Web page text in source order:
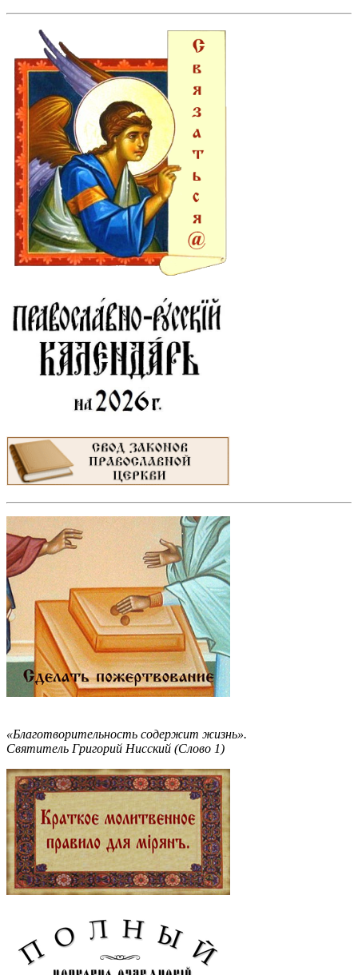
«Благотворительность содержит жизнь».
Святитель Григорий Нисский (Слово 1)